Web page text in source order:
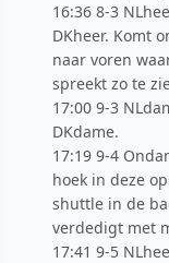
16:36 8-3
DKheer. Komt
naar voren
spreekt zo te
17:00 9-3
DKdame.
17:19 9-4
hoek in deze
shuttle in de
verdedigt met
17:41 9-5